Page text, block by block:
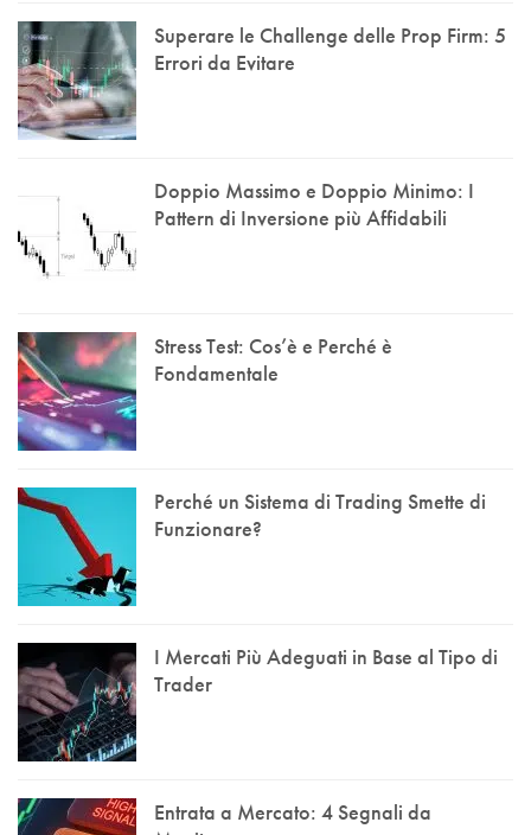
Superare le Challenge delle Prop Firm: 5
Errori da Evitare
Doppio Massimo e Doppio Minimo: I
Pattern di Inversione più Affidabili
Stress Test: Cos’è e Perché è
Fondamentale
Perché un Sistema di Trading Smette di
Funzionare?
I Mercati Più Adeguati in Base al Tipo di
Trader
Entrata a Mercato: 4 Segnali da